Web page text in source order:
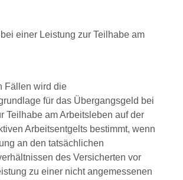
einer Leistung zur Teilhabe am
Fällen wird die
für das Übergangsgeld bei
Teilhabe am Arbeitsleben auf der
Arbeitsentgelts bestimmt, wenn
an den tatsächlichen
des Versicherten vor
zu einer nicht angemessenen